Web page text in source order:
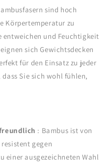
sind hoch
Körpertemperatur zu
entweichen und Feuchtigkeit
sich Gewichtsdecken
für den Einsatz zu jeder
Sie sich wohl fühlen,
: Bambus ist von
gegen
einer ausgezeichneten Wahl